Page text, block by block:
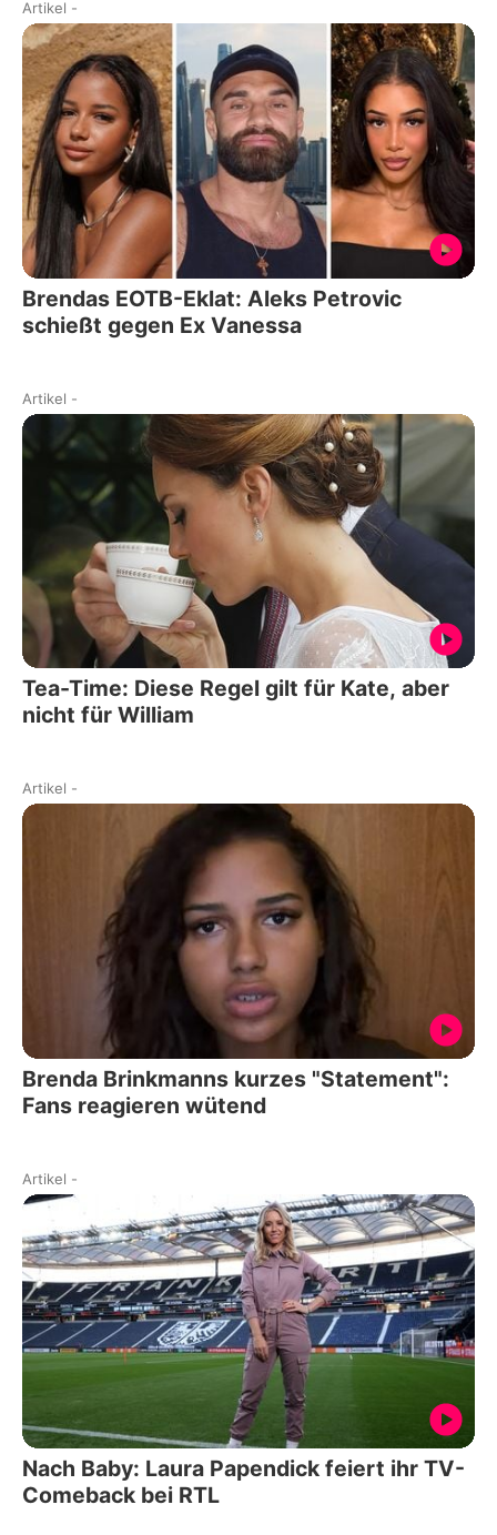
Artikel -
Brendas EOTB-Eklat: Aleks Petrovic
schießt gegen Ex Vanessa
Artikel -
Tea-Time: Diese Regel gilt für Kate, aber
nicht für William
Artikel -
Brenda Brinkmanns kurzes "Statement":
Fans reagieren wütend
Artikel -
Nach Baby: Laura Papendick feiert ihr TV-
Comeback bei RTL